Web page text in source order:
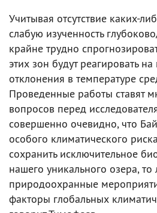
Учитывая отсутствие каких-
слабую изученность
крайне трудно
этих зон будут реагировать
отклонения в температуре
Проведенные работы ставят
вопросов перед
совершенно очевидно, что
особого климатического
сохранить исключительное
нашего уникального озера,
природоохранные
факторы глобальных